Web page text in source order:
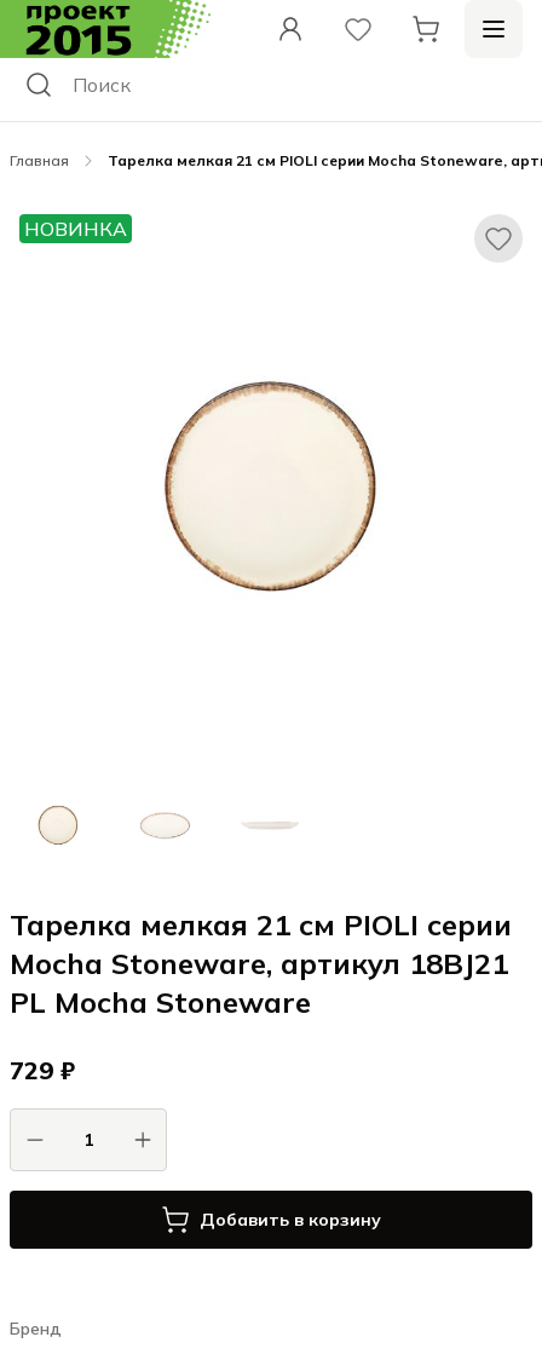
Главная Тарелка мелкая 21 см PIOLI серии Mocha Stoneware,
НОВИНКА
Тарелка мелкая 21 см PIOLI серии
Mocha Stoneware, артикул 18BJ21
PL Mocha Stoneware
729 ₽
Добавить в корзину
Бренд